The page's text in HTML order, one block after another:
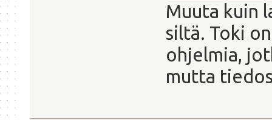
Muuta kuin
siltä. Toki
ohjelmia,
mutta